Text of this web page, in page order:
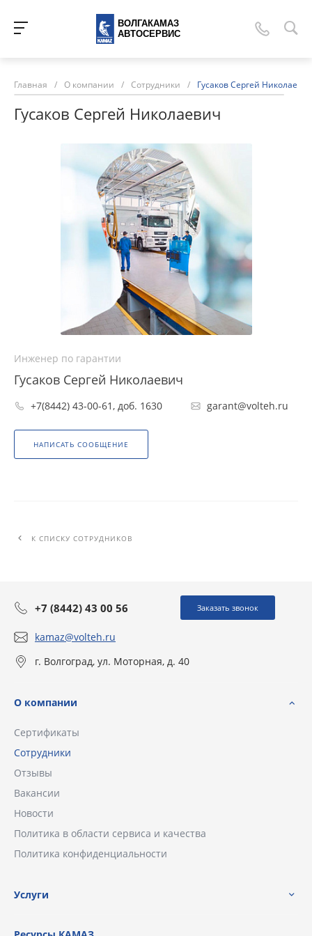
ВОЛГАКАМАЗ
АВТОСЕРВИС
Главная / О компании / Сотрудники / Гусаков Сергей Николаевич
Гусаков Сергей Николаевич
Инженер по гарантии
Гусаков Сергей Николаевич
+7(8442) 43-00-61, доб. 1630 garant@volteh.ru
НАПИСАТЬ СООБЩЕНИЕ
К СПИСКУ СОТРУДНИКОВ
+7 (8442) 43 00 56 Заказать звонок
kamaz@volteh.ru
г. Волгоград, ул. Моторная, д. 40
О компании
Сертификаты
Сотрудники
Отзывы
Вакансии
Новости
Политика в области сервиса и качества
Политика конфиденциальности
Услуги